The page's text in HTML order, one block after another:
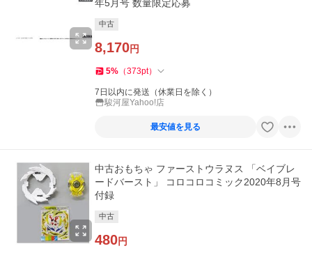
年5月号 数量限定応募
中古
8,170円
5% （373pt）
7日以内に発送（休業日を除く）
駿河屋Yahoo!店
最安値を見る
中古おもちゃ ファーストウラヌス 「ベイブレ
ードバースト」 コロコロコミック2020年8月号
付録
中古
480円